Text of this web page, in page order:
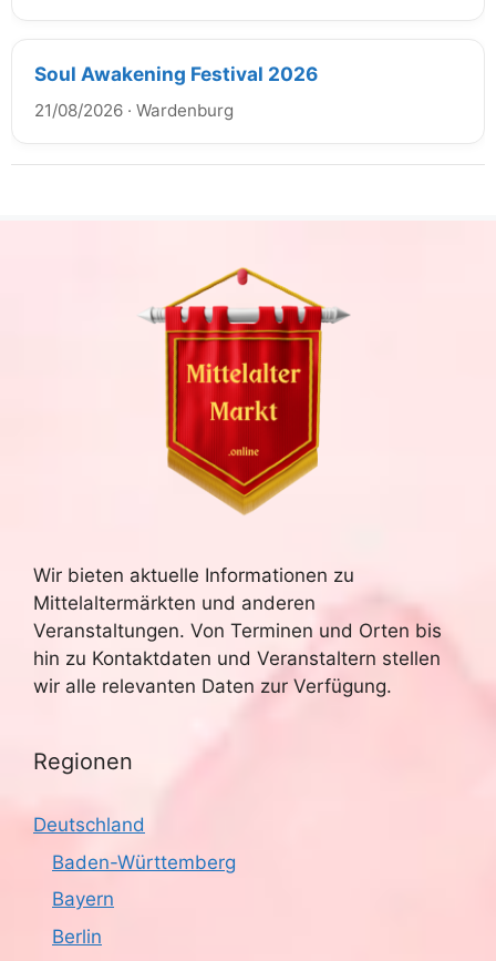
Soul Awakening Festival 2026
21/08/2026 · Wardenburg
Wir bieten aktuelle Informationen zu
Mittelaltermärkten und anderen
Veranstaltungen. Von Terminen und Orten bis
hin zu Kontaktdaten und Veranstaltern stellen
wir alle relevanten Daten zur Verfügung.
Regionen
Deutschland
Baden-Württemberg
Bayern
Berlin